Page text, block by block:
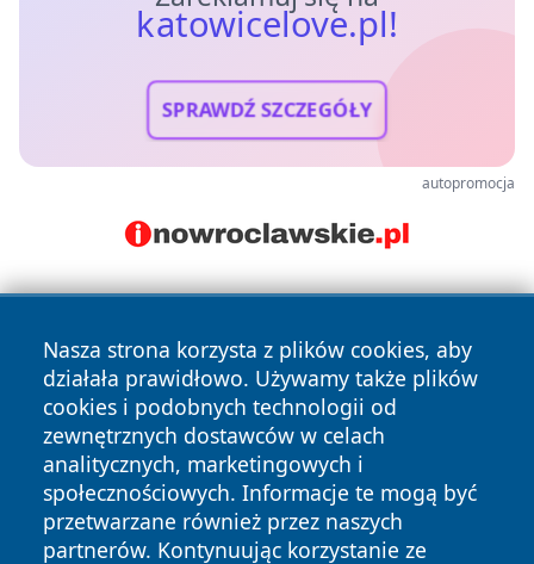
katowicelove.pl!
SPRAWDŹ SZCZEGÓŁY
autopromocja
Nasza strona korzysta z plików cookies, aby
działała prawidłowo. Używamy także plików
cookies i podobnych technologii od
zewnętrznych dostawców w celach
analitycznych, marketingowych i
społecznościowych. Informacje te mogą być
przetwarzane również przez naszych
partnerów. Kontynuując korzystanie ze
Copyright © 2026 katowicelove.pl Wszystkie prawa
zastrzeżone.
Polityka Polityka